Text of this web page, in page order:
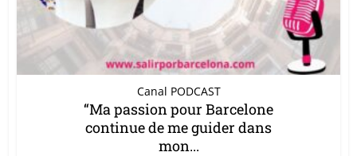
Canal PODCAST
“Ma passion pour Barcelone
continue de me guider dans
mon...